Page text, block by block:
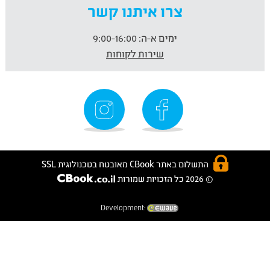
צרו איתנו קשר
ימים א-ה:
שירות לקוחות
התשלום באתר CBook מאובטח בטכנולוגית SSL
© 2026 כל הזכויות שמורות
Development: